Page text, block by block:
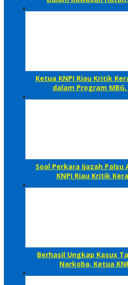
Ketua KNPI Riau Kritik
dalam Program
Soal Perkara Ijazah Palsu
KNPI Riau Kritik
Berhasil Ungkap Kasus
Narkoba, Ketua